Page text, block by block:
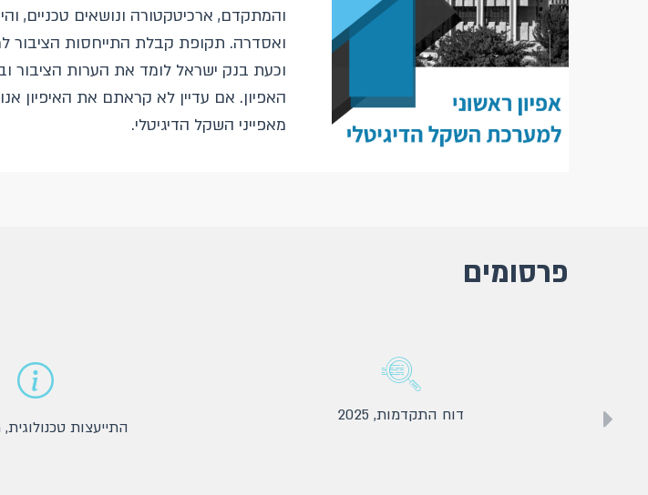
והמתקדם, ארכיטקטורה ונושאים טכניים,
וכעת בנק ישראל לומד את הערות הציבור
האפיון. אם עדיין לא קראתם את האיפיון
מאפייני השקל הדיגיטלי.
פרסומים
דוח התקדמות, 2025
התייעצות טכנולוגית, מאי